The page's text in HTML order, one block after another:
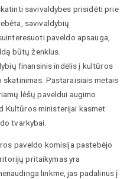
savivaldybes prisidėti prie
savivaldybių
paveldo apsauga,
būtų ženklus.
finansinis indėlis į kultūros
Pastaraisiais metais
lėšų paveldui augimo
Kultūros ministerijai kasmet
tvarkybai.
paveldo komisija pastebėjo
pritaikymas yra
linkme, jas padalinus į